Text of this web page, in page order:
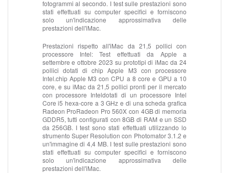
fotogrammi al secondo. I test sulle prestazioni sono
stati effettuati su computer specifici e forniscono
solo un'indicazione approssimativa delle
prestazioni dell'iMac.
Prestazioni rispetto all'iMac da 21,5 pollici con
processore Intel:Test effettuati da Apple a
settembre e ottobre 2023 su prototipi di iMac da 24
pollici dotati di chip Apple M3 con processore
Intel.chip Apple M3 con CPU a 8 core e GPU a 10
core, e su iMac da 21,5 pollici pronti per il mercato
con processore Inteldotati di un processore Intel
Core i5 hexa-core a 3 GHz e di una scheda grafica
Radeon ProRadeon Pro 560X con 4GB di memoria
GDDR5, tutti configurati con 8GB di RAM e un SSD
da 256GB. I test sono stati effettuati utilizzando lo
strumento Super Resolution con Photomator 3.1.2 e
un'immagine di 4,4 MB. I test sulle prestazioni sono
stati effettuati su computer specifici e forniscono
solo un'indicazione approssimativa delle
prestazioni dell'iMac.